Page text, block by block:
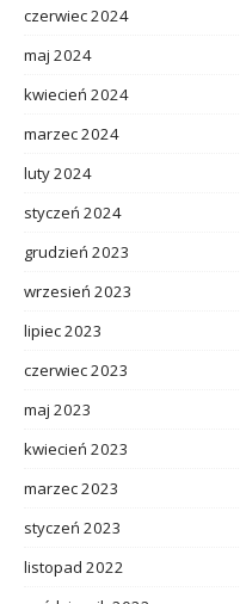
czerwiec 2024
maj 2024
kwiecień 2024
marzec 2024
luty 2024
styczeń 2024
grudzień 2023
wrzesień 2023
lipiec 2023
czerwiec 2023
maj 2023
kwiecień 2023
marzec 2023
styczeń 2023
listopad 2022